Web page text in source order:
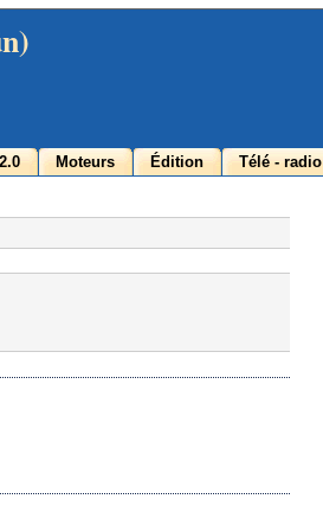
Moteurs Édition Télé - radio